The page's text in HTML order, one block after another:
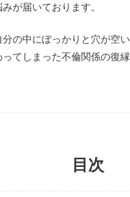
が届いております。
の中にぽっかりと穴が空
てしまった不倫関係の復
目次